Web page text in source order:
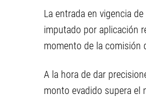
La entrada en vigencia
imputado por aplicación
momento de la comisión
A la hora de dar
monto evadido supera el